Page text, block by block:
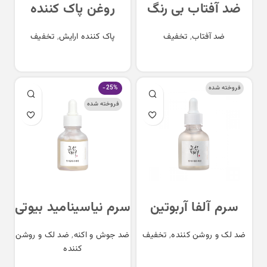
ضد آفتاب بی رنگ
بیوتی آف جوسان
SPF 50 مدل آکوا
joseon Colorless
Sunscreen Aqua
fresh
ضد آفتاب, تخفیف
روغن پاک کننده
جینسینگ بیوتی آف
جوسان حجم 210
پاک کننده ارایش, تخفیف
فروخته شده
سرم آلفا آربوتین
بیوتی آف جوسان
حجم 30 میلی لیتر
ضد لک و روشن کننده, تخفیف
-25%
فروخته شده
سرم نیاسینامید بیوتی
آف جوسان مناسب
انواع پوست حجم 30
ضد جوش و اکنه, ضد لک و روشن
کننده